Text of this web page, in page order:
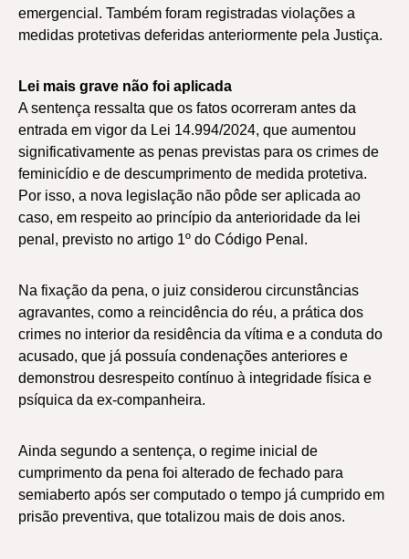
emergencial. Também foram registradas violações a
medidas protetivas deferidas anteriormente pela Justiça.
Lei mais grave não foi aplicada
A sentença ressalta que os fatos ocorreram antes da
entrada em vigor da Lei 14.994/2024, que aumentou
significativamente as penas previstas para os crimes de
feminicídio e de descumprimento de medida protetiva.
Por isso, a nova legislação não pôde ser aplicada ao
caso, em respeito ao princípio da anterioridade da lei
penal, previsto no artigo 1º do Código Penal.
Na fixação da pena, o juiz considerou circunstâncias
agravantes, como a reincidência do réu, a prática dos
crimes no interior da residência da vítima e a conduta do
acusado, que já possuía condenações anteriores e
demonstrou desrespeito contínuo à integridade física e
psíquica da ex-companheira.
Ainda segundo a sentença, o regime inicial de
cumprimento da pena foi alterado de fechado para
semiaberto após ser computado o tempo já cumprido em
prisão preventiva, que totalizou mais de dois anos.